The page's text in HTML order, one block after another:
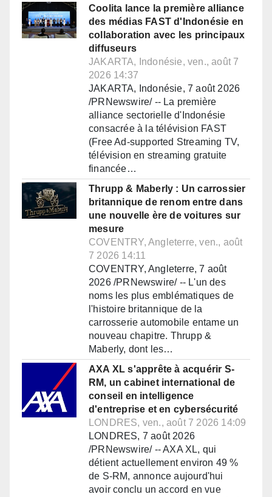
Coolita lance la première alliance
des médias FAST d'Indonésie en
collaboration avec les principaux
diffuseurs
JAKARTA, Indonésie, ven., août 7
2026 14:37
JAKARTA, Indonésie, 7 août 2026
/PRNewswire/ -- La première
alliance sectorielle d'Indonésie
consacrée à la télévision FAST
(Free Ad-supported Streaming TV,
télévision en streaming gratuite
financée…
Thrupp & Maberly : Un carrossier
britannique de renom entre dans
une nouvelle ère de voitures sur
mesure
COVENTRY, Angleterre, ven., août
7 2026 14:11
COVENTRY, Angleterre, 7 août
2026 /PRNewswire/ -- L'un des
noms les plus emblématiques de
l'histoire britannique de la
carrosserie automobile entame un
nouveau chapitre. Thrupp &
Maberly, dont les…
AXA XL s'apprête à acquérir S-
RM, un cabinet international de
conseil en intelligence
d'entreprise et en cybersécurité
LONDRES, ven., août 7 2026 14:09
LONDRES, 7 août 2026
/PRNewswire/ -- AXA XL, qui
détient actuellement environ 49 %
de S-RM, annonce aujourd'hui
avoir conclu un accord en vue